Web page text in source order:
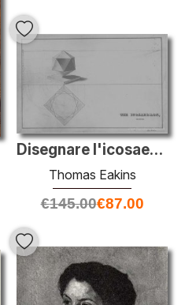
Disegnare l'icosaedro
Thomas Eakins
€145.00€87.00